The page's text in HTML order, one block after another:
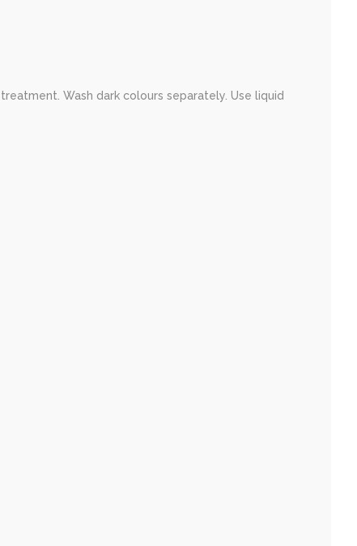
Wash dark colours separately. Use liquid